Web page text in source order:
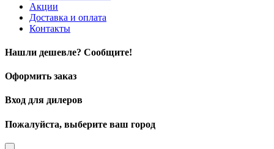
Акции
Доставка и оплата
Контакты
Нашли дешевле? Сообщите!
Оформить заказ
Вход для дилеров
Пожалуйста, выберите ваш город